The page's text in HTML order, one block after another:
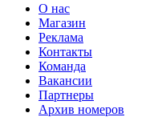
О нас
Магазин
Реклама
Контакты
Команда
Вакансии
Партнеры
Архив номеров